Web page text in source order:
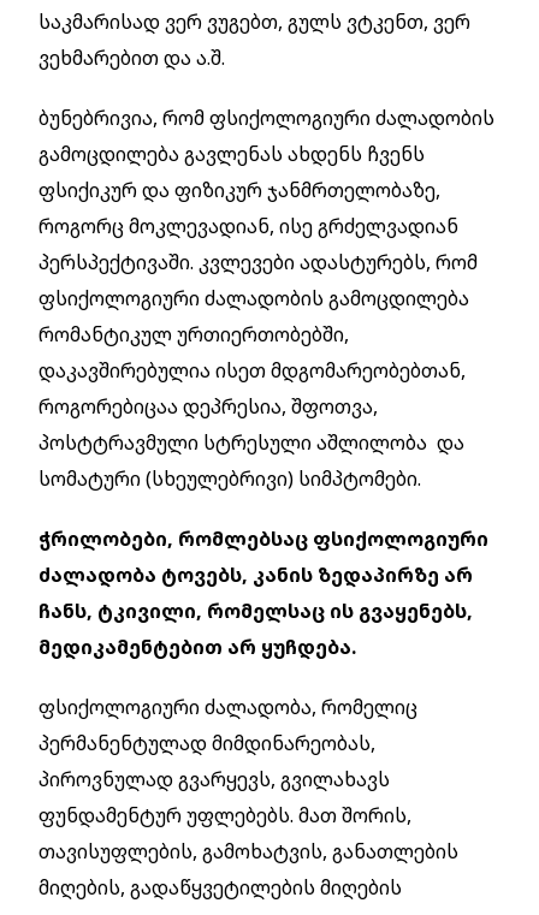
საკმარისად ვერ ვუგებთ, გულს ვტკენთ, ვერ
ვეხმარებით და ა.შ.
ბუნებრივია, რომ ფსიქოლოგიური ძალადობის
გამოცდილება გავლენას ახდენს ჩვენს
ფსიქიკურ და ფიზიკურ ჯანმრთელობაზე,
როგორც მოკლევადიან, ისე გრძელვადიან
პერსპექტივაში. კვლევები ადასტურებს, რომ
ფსიქოლოგიური ძალადობის გამოცდილება
რომანტიკულ ურთიერთობებში,
დაკავშირებულია ისეთ მდგომარეობებთან,
როგორებიცაა დეპრესია, შფოთვა,
პოსტტრავმული სტრესული აშლილობა და
სომატური (სხეულებრივი) სიმპტომები.
ჭრილობები, რომლებსაც ფსიქოლოგიური
ძალადობა ტოვებს, კანის ზედაპირზე არ
ჩანს, ტკივილი, რომელსაც ის გვაყენებს,
მედიკამენტებით არ ყუჩდება.
ფსიქოლოგიური ძალადობა, რომელიც
პერმანენტულად მიმდინარეობას,
პიროვნულად გვარყევს, გვილახავს
ფუნდამენტურ უფლებებს. მათ შორის,
თავისუფლების, გამოხატვის, განათლების
მიღების, გადაწყვეტილების მიღების